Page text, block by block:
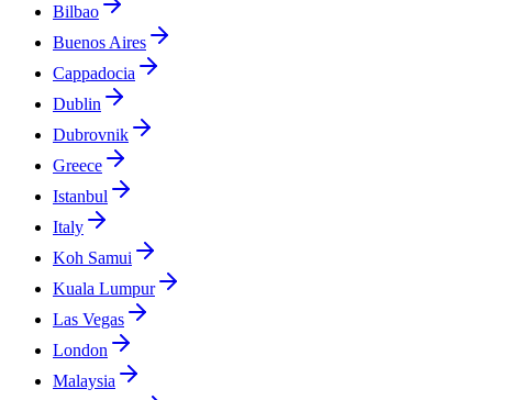
Bilbao
Buenos Aires
Cappadocia
Dublin
Dubrovnik
Greece
Istanbul
Italy
Koh Samui
Kuala Lumpur
Las Vegas
London
Malaysia